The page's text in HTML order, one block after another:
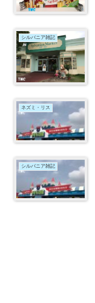
シルバニア雑記
ネズミ・リス
シルバニア雑記